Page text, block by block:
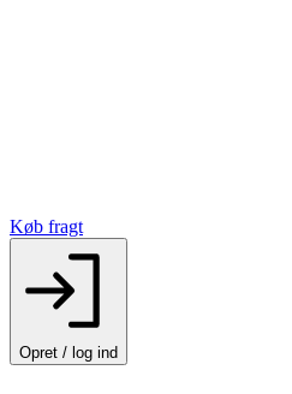
Køb fragt
Opret / log ind